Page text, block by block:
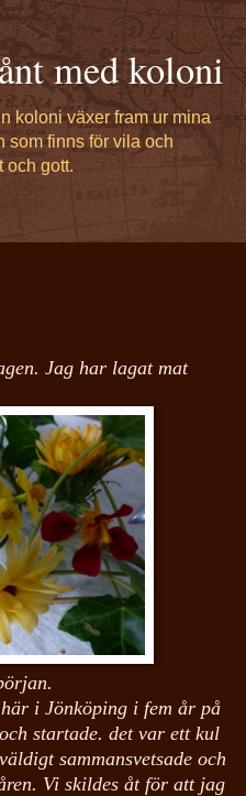
med koloni
koloni växer fram ur mina
som finns för vila och
och gott.
Jag har lagat mat
i Jönköping i fem år på
startade. det var ett kul
sammansvetsade och
Vi skildes åt för att jag